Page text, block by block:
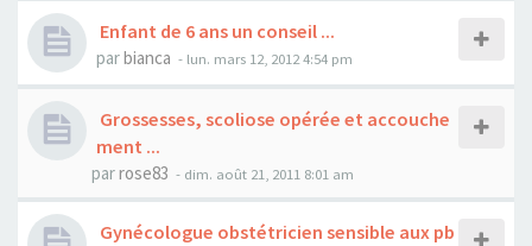
Enfant de 6 ans un conseil ...
parbianca - lun. mars 12, 2012 4:54 pm
Grossesses, scoliose opérée et accouche
ment ...
parrose83 - dim. août 21, 2011 8:01 am
Gynécologue obstétricien sensible aux pb